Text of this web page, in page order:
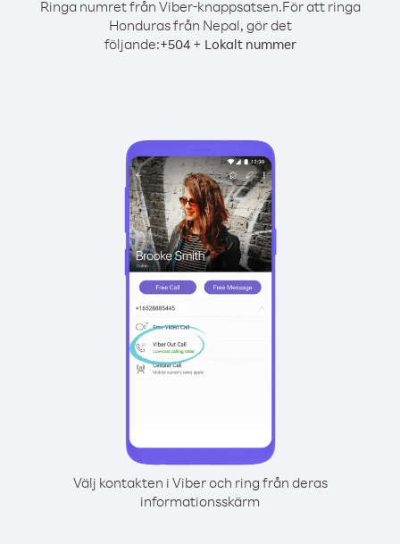
Ringa numret från Viber-knappsatsen.För att ringa
Honduras från Nepal, gör det
följande:+504+ Lokalt nummer
Välj kontakten i Viber och ring från deras
informationsskärm